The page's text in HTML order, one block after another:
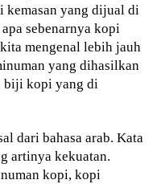
kemasan yang dijual di
sebenarnya kopi
mengenal lebih jauh
yang dihasilkan
biji kopi yang di
dari bahasa arab. Kata
artinya kekuatan.
kopi, kopi